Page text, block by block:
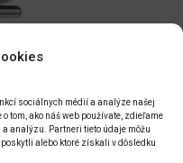
sociálnych médií a analýze našej
tom, ako náš web používate, zdieľame
analýzu. Partneri tieto údaje môžu
alebo ktoré získali v dôsledku